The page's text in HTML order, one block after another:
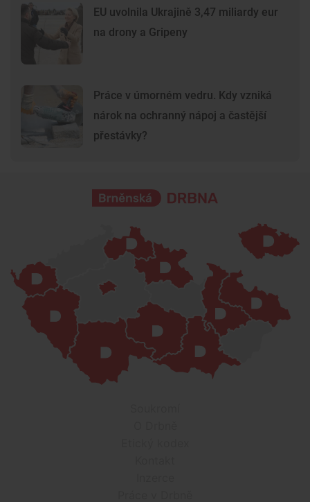
EU uvolnila Ukrajině 3,47 miliardy eur
na drony a Gripeny
Práce v úmorném vedru. Kdy vzniká
nárok na ochranný nápoj a častější
přestávky?